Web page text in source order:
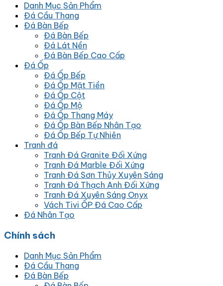
Danh Mục Sản Phẩm
Đá Cầu Thang
Đá Bàn Bếp
Đá Bàn Bếp
Đá Lát Nền
Đá Bàn Bếp Cao Cấp
Đá Ốp
Đá Ốp Bếp
Đá Ốp Mặt Tiền
Đá Ốp Cột
Đá Ốp Mộ
Đá Ốp Thang Máy
Đá Ốp Bàn Bếp Nhân Tạo
Đá Ốp Bếp Tự Nhiên
Tranh đá
Tranh Đá Granite Đối Xứng
Tranh Đá Marble Đối Xứng
Tranh Đá Sơn Thủy Xuyên Sáng
Tranh Đá Thạch Anh Đối Xứng
Tranh Đá Xuyên Sáng Onyx
Vách Tivi ỐP Đá Cao Cấp
Đá Nhân Tạo
Chính sách
Danh Mục Sản Phẩm
Đá Cầu Thang
Đá Bàn Bếp